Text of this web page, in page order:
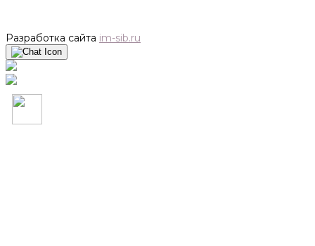
Разработка сайта im-sib.ru